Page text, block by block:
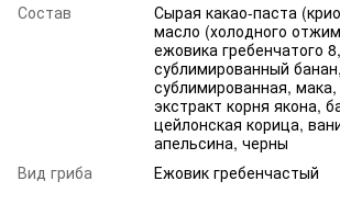
Состав
Сырая какао-паста
масло (холодного
ежовика гребенчатого
сублимированный
сублимированная,
экстракт корня якона,
цейлонская корица,
апельсина, черны
Вид гриба
Ежовик гребенчастый